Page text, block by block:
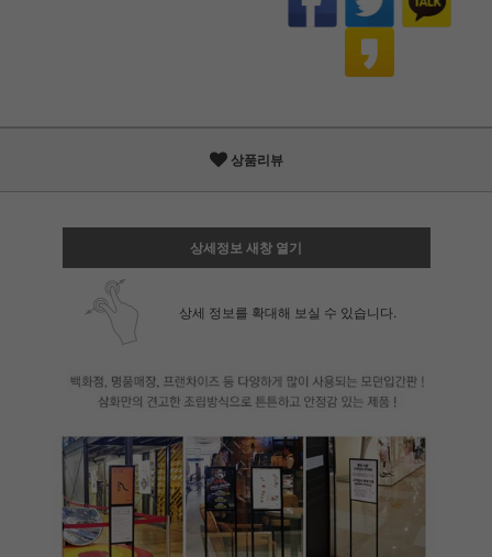
상품리뷰
상세정보 새창 열기
상세 정보를 확대해 보실 수 있습니다.